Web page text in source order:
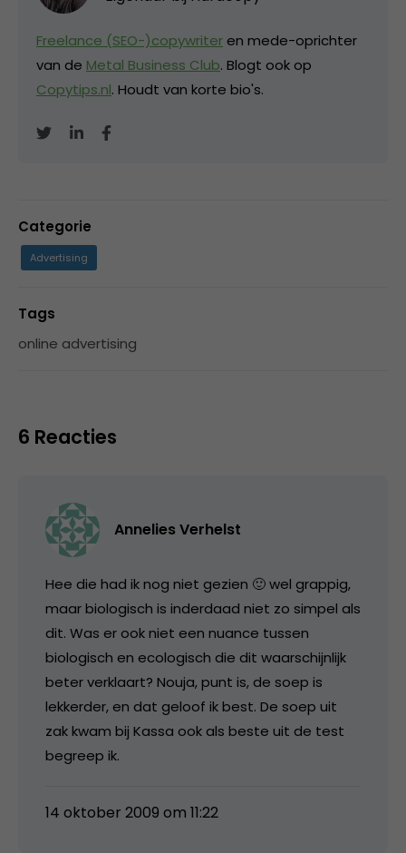
Freelance (SEO-)copywriter en mede-oprichter
van de Metal Business Club. Blogt ook op
Copytips.nl. Houdt van korte bio's.
Categorie
Advertising
Tags
online advertising
6 Reacties
Annelies Verhelst
Hee die had ik nog niet gezien 🙂 wel grappig,
maar biologisch is inderdaad niet zo simpel als
dit. Was er ook niet een nuance tussen
biologisch en ecologisch die dit waarschijnlijk
beter verklaart? Nouja, punt is, de soep is
lekkerder, en dat geloof ik best. De soep uit
zak kwam bij Kassa ook als beste uit de test
begreep ik.
14 oktober 2009 om 11:22